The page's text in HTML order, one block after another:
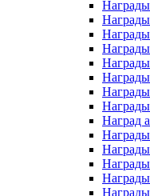
Награды
Наград
Награды